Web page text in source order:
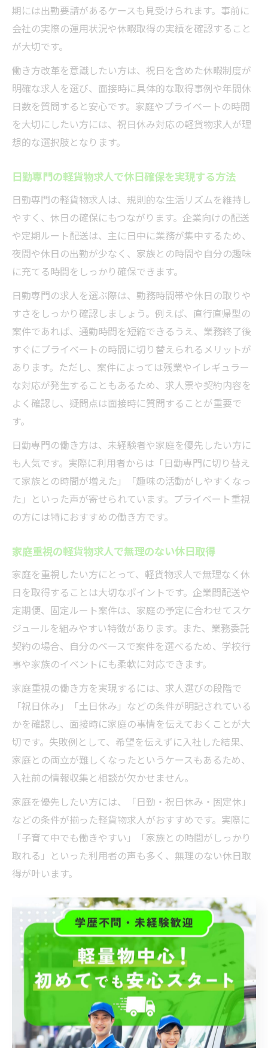
期には出勤要請があるケースも見受けられます。事前に
会社の実際の運用状況や休暇取得の実績を確認すること
が大切です。
働き方改革を意識したい方は、祝日を含めた休暇制度が
明確な求人を選び、面接時に具体的な取得事例や年間休
日数を質問すると安心です。家庭やプライベートの時間
を大切にしたい方には、祝日休み対応の軽貨物求人が理
想的な選択肢となります。
日勤専門の軽貨物求人で休日確保を実現する方法
日勤専門の軽貨物求人は、規則的な生活リズムを維持し
やすく、休日の確保にもつながります。企業向けの配送
や定期ルート配送は、主に日中に業務が集中するため、
夜間や休日の出勤が少なく、家族との時間や自分の趣味
に充てる時間をしっかり確保できます。
日勤専門の求人を選ぶ際は、勤務時間帯や休日の取りや
すさをしっかり確認しましょう。例えば、直行直帰型の
案件であれば、通勤時間を短縮できるうえ、業務終了後
すぐにプライベートの時間に切り替えられるメリットが
あります。ただし、案件によっては残業やイレギュラー
な対応が発生することもあるため、求人票や契約内容を
よく確認し、疑問点は面接時に質問することが重要で
す。
日勤専門の働き方は、未経験者や家庭を優先したい方に
も人気です。実際に利用者からは「日勤専門に切り替え
て家族との時間が増えた」「趣味の活動がしやすくなっ
た」といった声が寄せられています。プライベート重視
の方には特におすすめの働き方です。
家庭重視の軽貨物求人で無理のない休日取得
家庭を重視したい方にとって、軽貨物求人で無理なく休
日を取得することは大切なポイントです。企業間配送や
定期便、固定ルート案件は、家庭の予定に合わせてスケ
ジュールを組みやすい特徴があります。また、業務委託
契約の場合、自分のペースで案件を選べるため、学校行
事や家族のイベントにも柔軟に対応できます。
家庭重視の働き方を実現するには、求人選びの段階で
「祝日休み」「土日休み」などの条件が明記されている
かを確認し、面接時に家庭の事情を伝えておくことが大
切です。失敗例として、希望を伝えずに入社した結果、
家庭との両立が難しくなったというケースもあるため、
入社前の情報収集と相談が欠かせません。
家庭を優先したい方には、「日勤・祝日休み・固定休」
などの条件が揃った軽貨物求人がおすすめです。実際に
「子育て中でも働きやすい」「家族との時間がしっかり
取れる」といった利用者の声も多く、無理のない休日取
得が叶います。
軽貨物求人選びで見逃せない休日条件の見極め方
軽貨物求人を選ぶ際、休日条件の見極めは非常に重要で
す。求人情報には「土日祝休み」「完全週休二日制」
「シフト制」など、さまざまな記載があるため、自分の
希望に合った条件をしっかり確認しましょう。特に祝日
休みを重視する場合は、企業間配送や固定ルート配送を
中心に探すと、安定した休日が確保しやすくなります。
見落としがちなポイントとして、求人票の記載と実際の